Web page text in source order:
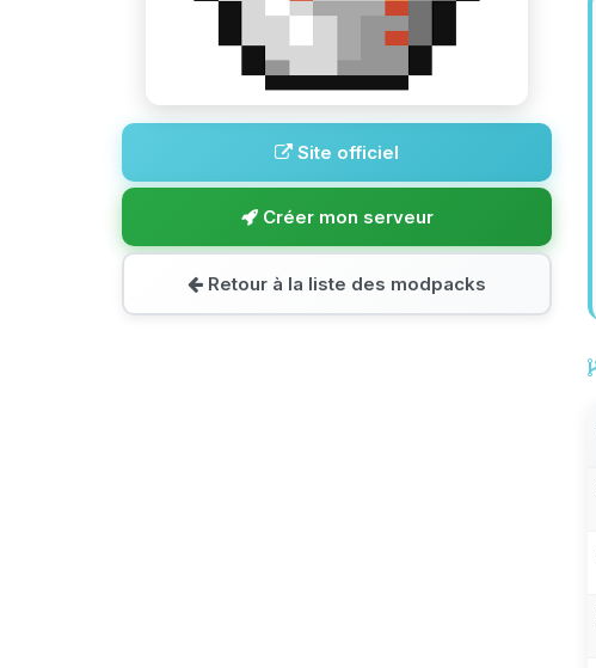
Site officiel
Créer mon serveur
Retour à la liste des modpacks